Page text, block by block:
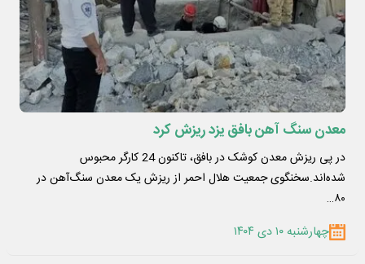
معدن سنگ آهن بافق یزد ریزش کرد
در پی ریزش معدن کوشک در بافق، تاکنون 24 کارگر محبوس
شده‌اند.سخنگوی جمعیت هلال احمر از ریزش یک معدن سنگ‌آهن در
۸۰…
چهارشنبه ۱۰ دی ۱۴۰۴